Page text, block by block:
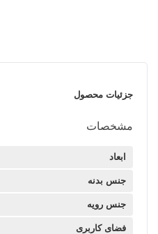
جزئیات محصول
مشخصات
ابعاد
جنس بدنه
جنس رویه
فضای کاربری